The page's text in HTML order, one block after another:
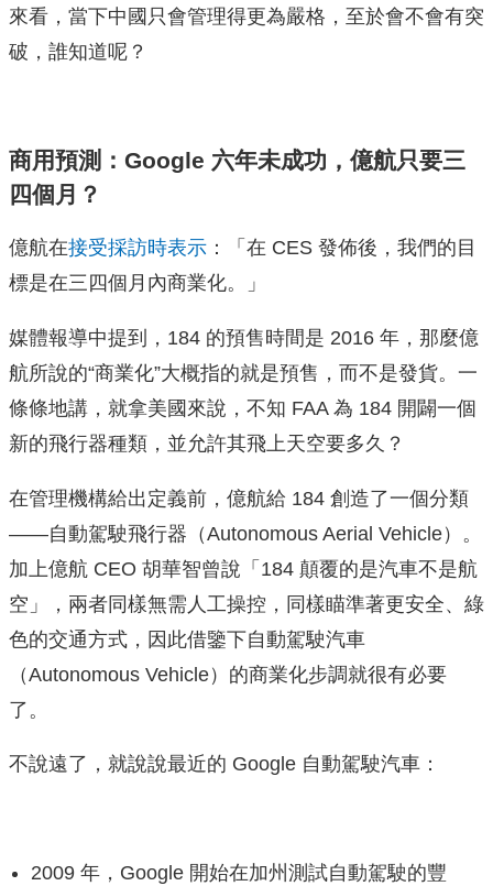
來看，當下中國只會管理得更為嚴格，至於會不會有突
破，誰知道呢？
商用預測：Google 六年未成功，億航只要三
四個月？
億航在接受採訪時表示 ：「在 CES 發佈後，我們的目
標是在三四個月內商業化。」
媒體報導中提到，184 的預售時間是 2016 年，那麼億
航所說的“商業化”大概指的就是預售，而不是發貨。一
條條地講，就拿美國來說，不知 FAA 為 184 開闢一個
新的飛行器種類，並允許其飛上天空要多久？
在管理機構給出定義前，億航給 184 創造了一個分類
——自動駕駛飛行器（Autonomous Aerial Vehicle）。
加上億航 CEO 胡華智曾說「184 顛覆的是汽車不是航
空」，兩者同樣無需人工操控，同樣瞄準著更安全、綠
色的交通方式，因此借鑒下自動駕駛汽車
（Autonomous Vehicle）的商業化步調就很有必要
了。
不說遠了，就說說最近的 Google 自動駕駛汽車：
2009 年，Google 開始在加州測試自動駕駛的豐